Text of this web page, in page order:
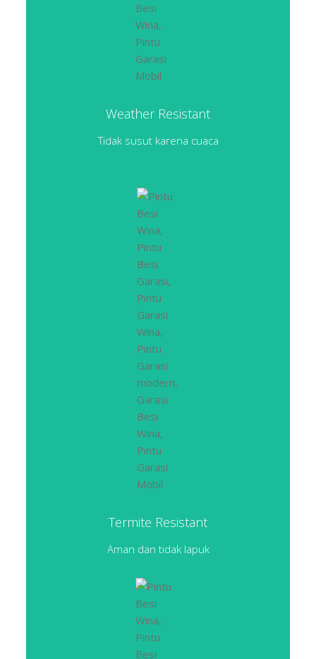
Weather Resistant
Tidak susut karena cuaca
Termite Resistant
Aman dan tidak lapuk